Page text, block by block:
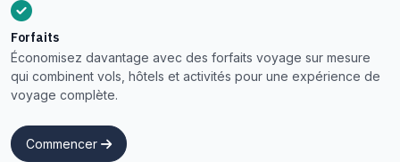
Forfaits
Économisez davantage avec des forfaits voyage sur mesure
qui combinent vols, hôtels et activités pour une expérience de
voyage complète.
Commencer